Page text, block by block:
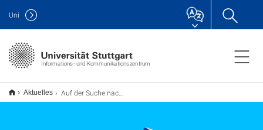
Informations- und Kommunikationszentrum
Uni
Aktuelles Auf der Suche nach einem Ausbildungsplatz? Warum nicht in der Universitätsbibliothek?